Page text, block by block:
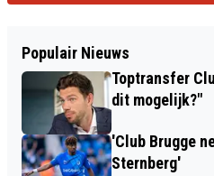
Populair Nieuws
Toptransfer
dit mogelijk?"
'Club Brugge
Sternberg'